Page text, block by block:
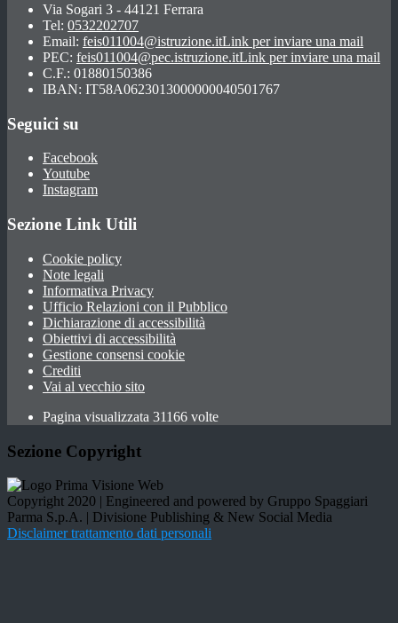
Via Sogari 3 - 44121 Ferrara
Tel: 0532202707
Email: feis011004@istruzione.itLink per inviare una mail
PEC: feis011004@pec.istruzione.itLink per inviare una mail
C.F.: 01880150386
IBAN: IT58A0623013000000040501767
Seguici su
Facebook
Youtube
Instagram
Sezione Link Utili
Cookie policy
Note legali
Informativa Privacy
Ufficio Relazioni con il Pubblico
Dichiarazione di accessibilità
Obiettivi di accessibilità
Gestione consensi cookie
Crediti
Vai al vecchio sito
Pagina visualizzata 31166 volte
Sezione Copyright
Copyright 2020 | Engineered and powered by Gruppo Spaggiari
Parma S.p.A. | Divisione Publishing & New Social Media
Disclaimer trattamento dati personali